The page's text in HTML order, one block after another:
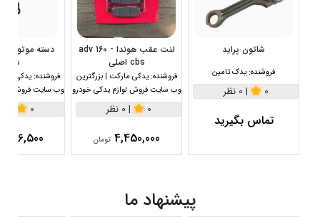
شاتون پراید
فروشنده: یدک تامین
0
| 0 نظر
تماس بگیرید
لنت عقب هوندا adv 160 -
cbs اصلی
فروشنده: یدکی مارکت | بزرگترین
وب سایت فروش لوازم یدکی خودرو
0
| 0 نظر
4,450,000 تومان
فروشنده: یدکی
وب سایت فروش
0
پیشنهاد ما